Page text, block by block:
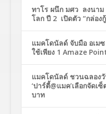
ทาโร ผนึก มศว ลงนา
โลก ปี 2 เปิดตัว “กล่อ
แมคโดนัลด์ จับมือ อเม
ใช้เพียง 1 Amaze
แมคโดนัลด์ ชวนฉลอง
‘ปาร์ตี้@แมค’เลือกจัดเ
บาท